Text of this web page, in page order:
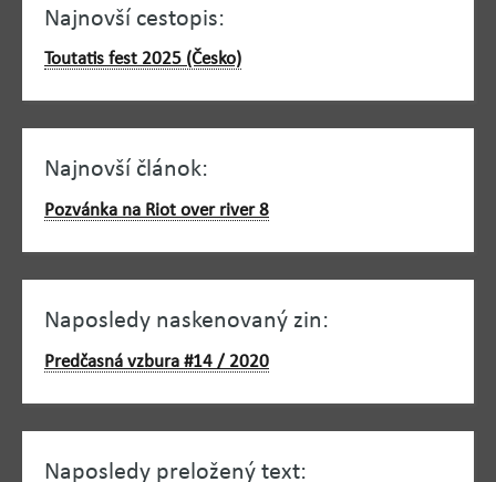
Najnovší cestopis:
Toutatis fest 2025 (Česko)
Najnovší článok:
Pozvánka na Riot over river 8
Naposledy naskenovaný zin:
Predčasná vzbura #14 / 2020
Naposledy preložený text: